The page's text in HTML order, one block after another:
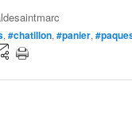
, #chatillon, #panier,